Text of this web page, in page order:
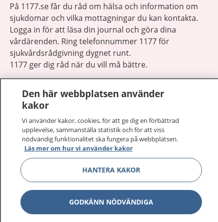
På 1177.se får du råd om hälsa och information om
sjukdomar och vilka mottagningar du kan kontakta.
Logga in för att läsa din journal och göra dina
vårdärenden. Ring telefonnummer 1177 för
sjukvårdsrådgivning dygnet runt.
1177 ger dig råd när du vill må bättre.
1177 på flera språk
Om 1177
Kontakt Visa
Behandling av personuppgifter
Den här webbplatsen använder
kakor
Vi använder kakor, cookies, för att ge dig en förbättrad
upplevelse, sammanställa statistik och för att viss
nödvändig funktionalitet ska fungera på webbplatsen.
Läs mer om hur vi använder kakor
HANTERA KAKOR
GODKÄNN NÖDVÄNDIGA